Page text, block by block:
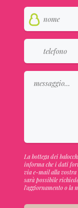
La bottega dei
informa che i dati
via e-mail alla vostra
sarà possibile
l'aggiornamento o la